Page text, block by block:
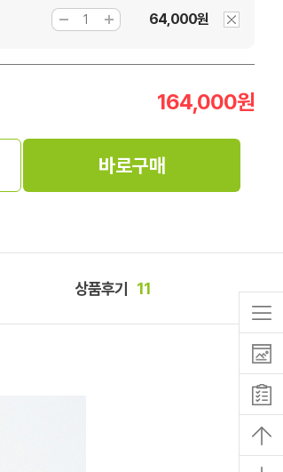
64,000원
164,000원
바로구매
상품후기 11